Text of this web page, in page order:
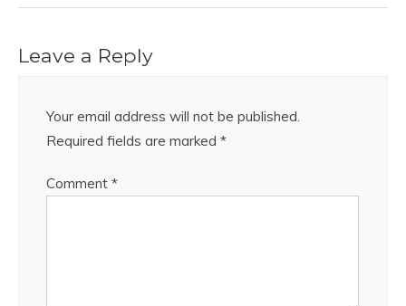
Leave a Reply
Your email address will not be published.
Required fields are marked *
Comment *